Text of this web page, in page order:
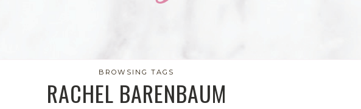
BROWSING TAGS
RACHEL BARENBAUM